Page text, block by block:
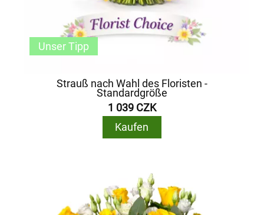
Strauß nach Wahl des Floristen -
Standardgröße
1 039 CZK
Kaufen
Unser Tipp